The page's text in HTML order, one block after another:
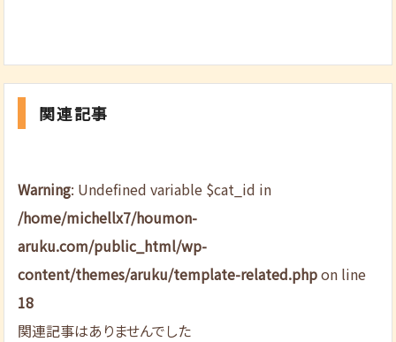
関連記事
Warning: Undefined variable $cat_id in
/home/michellx7/houmon-
aruku.com/public_html/wp-
content/themes/aruku/template-related.phpon line
18
関連記事はありませんでした